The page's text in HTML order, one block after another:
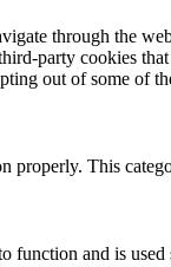
through the
party cookies
out of some of
properly. This
and is